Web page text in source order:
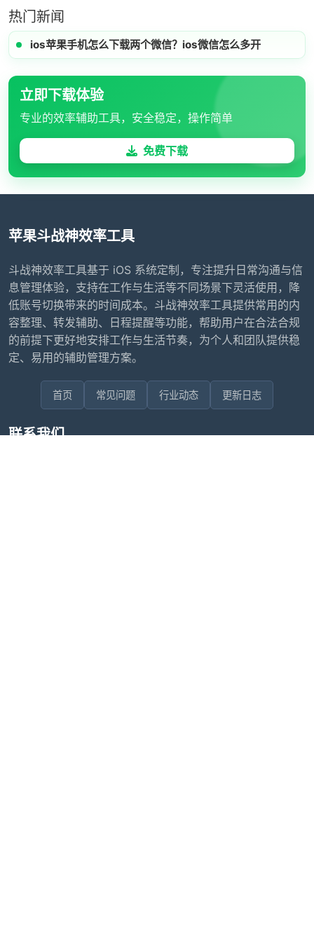
热门新闻
ios苹果手机怎么下载两个微信？ios微信怎么多开
立即下载体验
专业的效率辅助工具，安全稳定，操作简单
免费下载
苹果斗战神效率工具
斗战神效率工具基于 iOS 系统定制，专注提升日常沟通与信
息管理体验，支持在工作与生活等不同场景下灵活使用，降
低账号切换带来的时间成本。斗战神效率工具提供常用的内
容整理、转发辅助、日程提醒等功能，帮助用户在合法合规
的前提下更好地安排工作与生活节奏，为个人和团队提供稳
定、易用的辅助管理方案。
首页 常见问题 行业动态 更新日志
联系我们